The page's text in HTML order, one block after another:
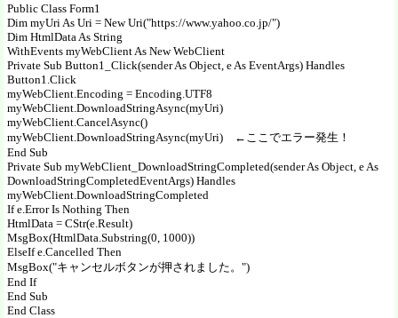
Public Class Form1
Dim myUri As Uri = New Uri("https://www.yahoo.co.jp/")
Dim HtmlData As String
WithEvents myWebClient As New WebClient
Private Sub Button1_Click(sender As Object, e As EventArgs) Handles
Button1.Click
myWebClient.Encoding = Encoding.UTF8
myWebClient.DownloadStringAsync(myUri)
myWebClient.CancelAsync()
myWebClient.DownloadStringAsync(myUri) ←ここでエラー発生！
End Sub
Private Sub myWebClient_DownloadStringCompleted(sender As Object, e As
DownloadStringCompletedEventArgs) Handles
myWebClient.DownloadStringCompleted
If e.Error Is Nothing Then
HtmlData = CStr(e.Result)
MsgBox(HtmlData.Substring(0, 1000))
ElseIf e.Cancelled Then
MsgBox("キャンセルボタンが押されました。")
End If
End Sub
End Class